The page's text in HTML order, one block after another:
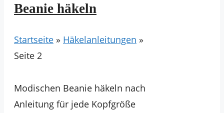
Beanie häkeln
Startseite » Häkelanleitungen »
Seite 2
Modischen Beanie häkeln nach
Anleitung für jede Kopfgröße